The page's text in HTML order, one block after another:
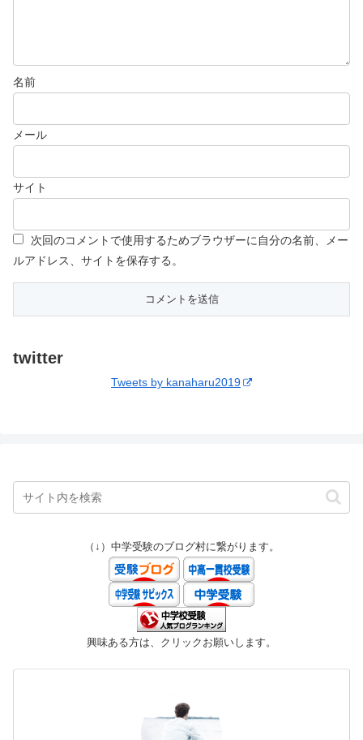
名前
メール
サイト
次回のコメントで使用するためブラウザーに自分の名前、メー
ルアドレス、サイトを保存する。
twitter
Tweets by kanaharu2019
（↓）中学受験のブログ村に繋がります。
興味ある方は、クリックお願いします。